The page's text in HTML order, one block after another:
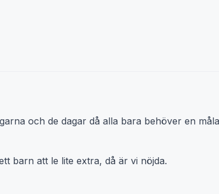
och de dagar då alla bara behöver en
barn att le lite extra, då är vi nöjda.